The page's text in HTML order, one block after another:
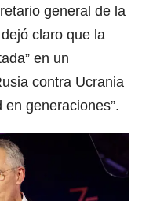
general de la
claro que la
en un
contra Ucrania
generaciones”.